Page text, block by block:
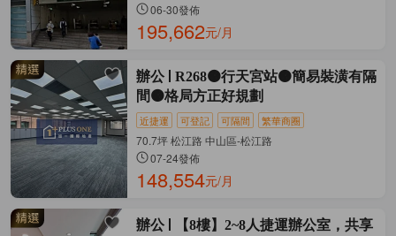
06-30發佈
195,662元/月
辦公
R268🟠行天宮站🟠簡易裝潢有隔
間🟠格局方正好規劃
近捷運 可登記 可隔間 繁華商圈
70.7坪 松江路 中山區-松江路
07-24發佈
148,554元/月
辦公
【8樓】2~8人捷運辦公室，共享